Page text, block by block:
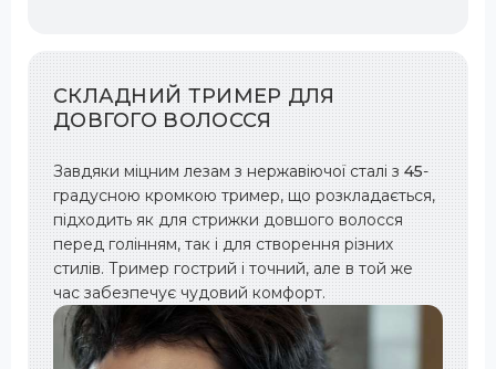
СКЛАДНИЙ ТРИМЕР ДЛЯ
ДОВГОГО ВОЛОССЯ
Завдяки міцним лезам з нержавіючої сталі з45-
градусною кромкою тример, що розкладається,
підходить як для стрижки довшого волосся
перед голінням, так і для створення різних
стилів. Тример гострий і точний, але в той же
час забезпечує чудовий комфорт.